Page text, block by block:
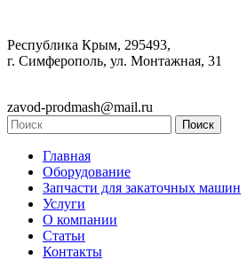
Республика Крым, 295493,
г. Симферополь, ул. Монтажная, 31
zavod-prodmash@mail.ru
Главная
Оборудование
Запчасти для закаточных машин
Услуги
О компании
Статьи
Контакты